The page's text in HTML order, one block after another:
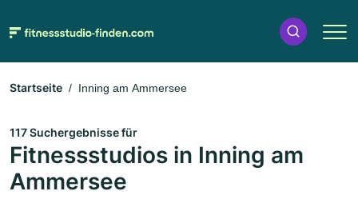
Startseite Inning am Ammersee
117 Suchergebnisse für
Fitnessstudios in Inning am
Ammersee